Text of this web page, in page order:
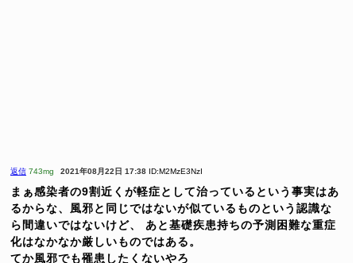
返信 743mg 2021年08月22日 17:38 ID:M2MzE3NzI
まぁ感染者の9割近くが軽症として治っているという事実はあ
るからな、風邪と同じではないが似ているものという認識な
ら間違いではないけど、
あと基礎疾患持ちの予測困難な重症
化はなかなか厳しいものではある。
てか風邪でも罹患したくないやろ